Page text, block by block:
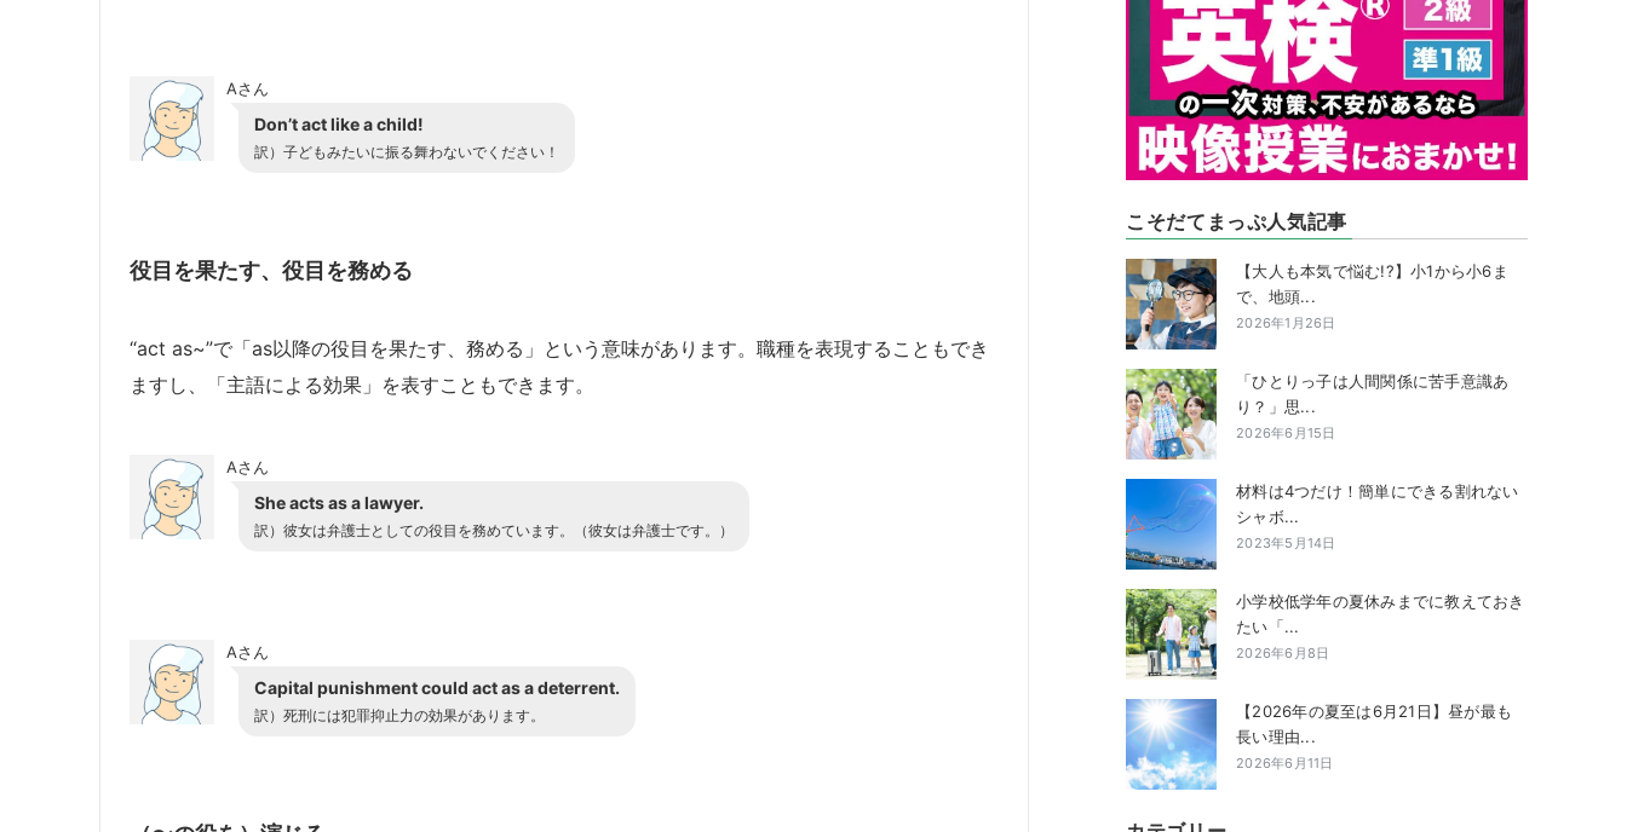
Aさん
Don’t act like a child!
訳） 子どもみたいに振る舞わないでください！
役目を果たす、役目を務める
“act as~”で「as以降の役目を果たす、務める」という意味があります。職種を表現することもでき
ますし、「主語による効果」を表すこともできます。
Aさん
She acts as a lawyer.
訳） 彼女は弁護士としての役目を務めています。（彼女は弁護士です。）
Aさん
Capital punishment could act as a deterrent.
訳） 死刑には犯罪抑止力の効果があります。
こそだてまっぷ人気記事
【大人も本気で悩む!?】小1から小6ま
で、地頭...
2026年1月26日
「ひとりっ子は人間関係に苦手意識あ
り？」思...
2026年6月15日
材料は4つだけ！簡単にできる割れない
シャボ...
2023年5月14日
小学校低学年の夏休みまでに教えておき
たい「...
2026年6月8日
【2026年の夏至は6月21日】昼が最も
長い理由...
2026年6月11日